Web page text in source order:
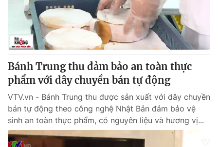
Bánh Trung thu đảm bảo an toàn thực
phẩm với dây chuyền bán tự động
VTV.vn - Bánh Trung thu được sản xuất với dây chuyền
bán tự động theo công nghệ Nhật Bản đảm bảo vệ
sinh an toàn thực phẩm, có nguyên liệu và hương vị...